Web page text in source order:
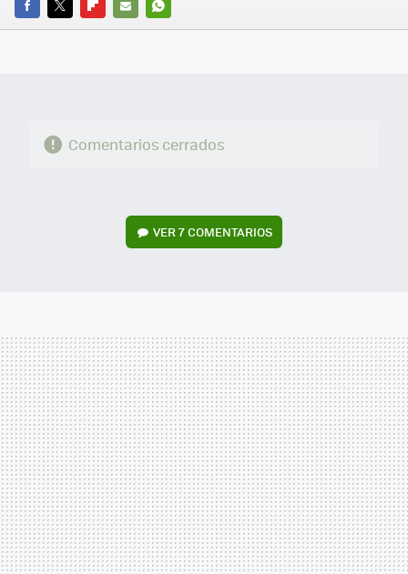
FACEBOOK
TWITTERFLIPBOARD
E-
WHATSAPP
Comentarios cerrados
VER7 COMENTARIOS